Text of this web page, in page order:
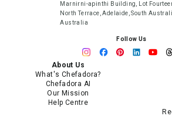
Marnirni-apinthi Building, Lot
North Terrace, Adelaide, South
Australia
Follow Us
About Us
What's Chefadora?
Chefadora AI
Our Mission
Help Centre